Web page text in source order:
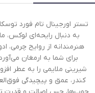
تستر اورجینال تام فورد
به دنبال رایحه‌ای لوکس،
هنرمندانه از روایح چرمی،
برای شما به ارمغان
شیرینی ملایمی را به عطر
کندر، عمق و پیچیدگی